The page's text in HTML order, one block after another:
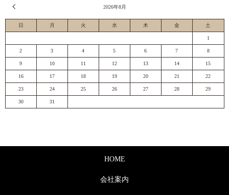
2026年8月
日 月 火 水 木 金 土
1
2 3 4 5 6 7 8
9 10 11 12 13 14 15
16 17 18 19 20 21 22
23 24 25 26 27 28 29
30 31
HOME
会社案内